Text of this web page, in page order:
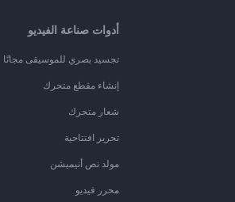
أدوات صناعة الفيديو
تجسيد بصري للموسيقى مجانًا
إنشاء مقطع متحرك
شعار متحرك
تحرير افتتاحية
مولد نص أنيميشن
محرر فيديو